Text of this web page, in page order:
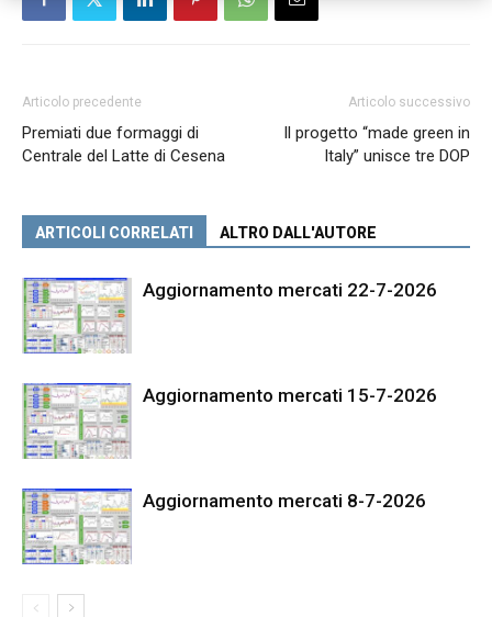
Articolo precedente
Premiati due formaggi di
Centrale del Latte di Cesena
Articolo successivo
Il progetto “made green in
Italy” unisce tre DOP
ARTICOLI CORRELATI ALTRO DALL'AUTORE
Aggiornamento mercati 22-7-2026
Aggiornamento mercati 15-7-2026
Aggiornamento mercati 8-7-2026